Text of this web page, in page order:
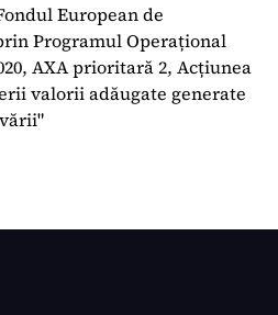
European de
Programul Operațional
AXA prioritară 2, Acțiunea
valorii adăugate generate